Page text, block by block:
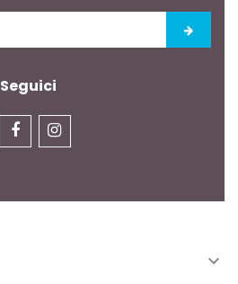
Seguici
